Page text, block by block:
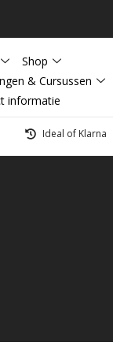
Shop
& Cursussen
informatie
Ideal of Klarna